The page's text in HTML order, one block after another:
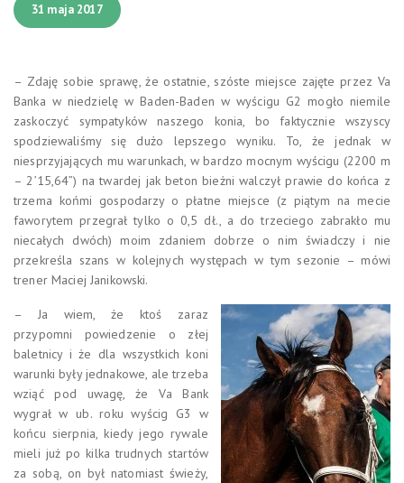
31 maja 2017
– Zdaję sobie sprawę, że ostatnie, szóste miejsce zajęte przez Va
Banka w niedzielę w Baden-Baden w wyścigu G2 mogło niemile
zaskoczyć sympatyków naszego konia, bo faktycznie wszyscy
spodziewaliśmy się dużo lepszego wyniku. To, że jednak w
niesprzyjających mu warunkach, w bardzo mocnym wyścigu (2200 m
– 2’15,64”) na twardej jak beton bieżni walczył prawie do końca z
trzema końmi gospodarzy o płatne miejsce (z piątym na mecie
faworytem przegrał tylko o 0,5 dł., a do trzeciego zabrakło mu
niecałych dwóch) moim zdaniem dobrze o nim świadczy i nie
przekreśla szans w kolejnych występach w tym sezonie – mówi
trener Maciej Janikowski.
– Ja wiem, że ktoś zaraz
przypomni powiedzenie o złej
baletnicy i że dla wszystkich koni
warunki były jednakowe, ale trzeba
wziąć pod uwagę, że Va Bank
wygrał w ub. roku wyścig G3 w
końcu sierpnia, kiedy jego rywale
mieli już po kilka trudnych startów
za sobą, on był natomiast świeży,